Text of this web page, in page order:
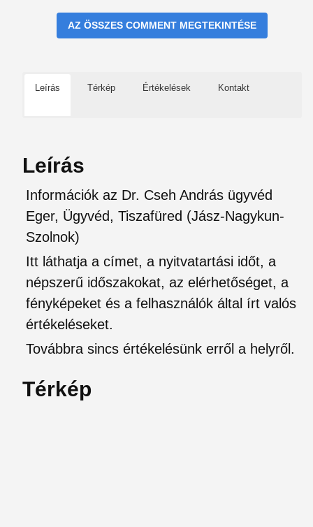
AZ ÖSSZES COMMENT MEGTEKINTÉSE
Leírás Térkép Értékelések Kontakt
Leírás
Információk az Dr. Cseh András ügyvéd
Eger, Ügyvéd, Tiszafüred (Jász-Nagykun-
Szolnok)
Itt láthatja a címet, a nyitvatartási időt, a
népszerű időszakokat, az elérhetőséget, a
fényképeket és a felhasználók által írt valós
értékeléseket.
Továbbra sincs értékelésünk erről a helyről.
Térkép